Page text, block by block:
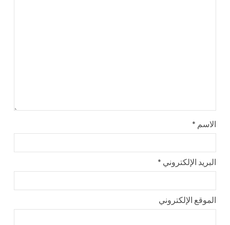
الاسم *
البريد الإلكتروني *
الموقع الإلكتروني